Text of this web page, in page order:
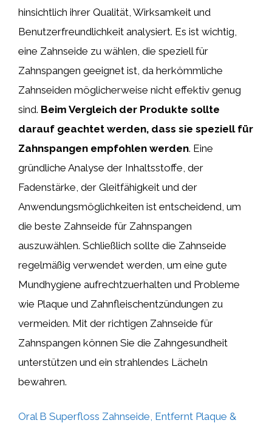
hinsichtlich ihrer Qualität, Wirksamkeit und
Benutzerfreundlichkeit analysiert. Es ist wichtig,
eine Zahnseide zu wählen, die speziell für
Zahnspangen geeignet ist, da herkömmliche
Zahnseiden möglicherweise nicht effektiv genug
sind. Beim Vergleich der Produkte sollte
darauf geachtet werden, dass sie speziell für
Zahnspangen empfohlen werden. Eine
gründliche Analyse der Inhaltsstoffe, der
Fadenstärke, der Gleitfähigkeit und der
Anwendungsmöglichkeiten ist entscheidend, um
die beste Zahnseide für Zahnspangen
auszuwählen. Schließlich sollte die Zahnseide
regelmäßig verwendet werden, um eine gute
Mundhygiene aufrechtzuerhalten und Probleme
wie Plaque und Zahnfleischentzündungen zu
vermeiden. Mit der richtigen Zahnseide für
Zahnspangen können Sie die Zahngesundheit
unterstützen und ein strahlendes Lächeln
bewahren.
Oral B Superfloss Zahnseide, Entfernt Plaque &